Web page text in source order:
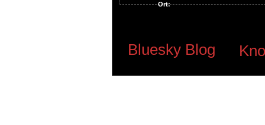
Ort:
Bluesky Blog